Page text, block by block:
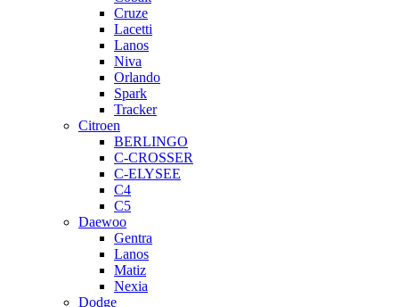
Cruze
Lacetti
Lanos
Niva
Orlando
Spark
Tracker
Citroen
BERLINGO
C-CROSSER
C-ELYSEE
C4
C5
Daewoo
Gentra
Lanos
Matiz
Nexia
Dodge